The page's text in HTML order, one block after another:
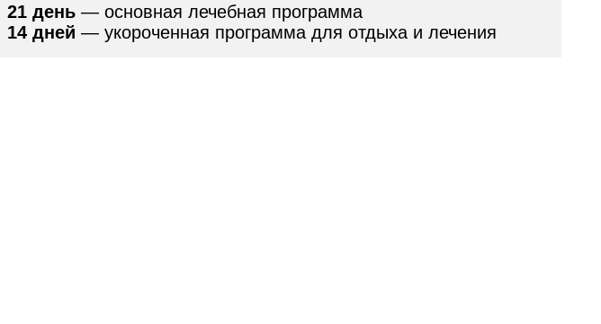
21 день — основная лечебная программа
14 дней — укороченная программа для отдыха и лечения